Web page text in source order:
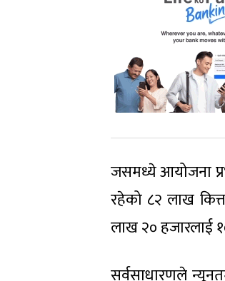
जसमध्ये आयोजना
रहेको ८२ लाख
लाख २० हजारलाई
सर्वसाधारणले